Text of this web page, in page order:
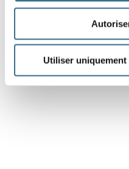
Utiliser